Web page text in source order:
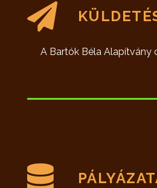
A Bartók Béla Alapítvány